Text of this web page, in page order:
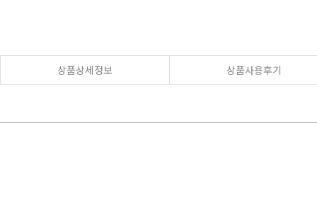
상품상세정보 상품사용후기